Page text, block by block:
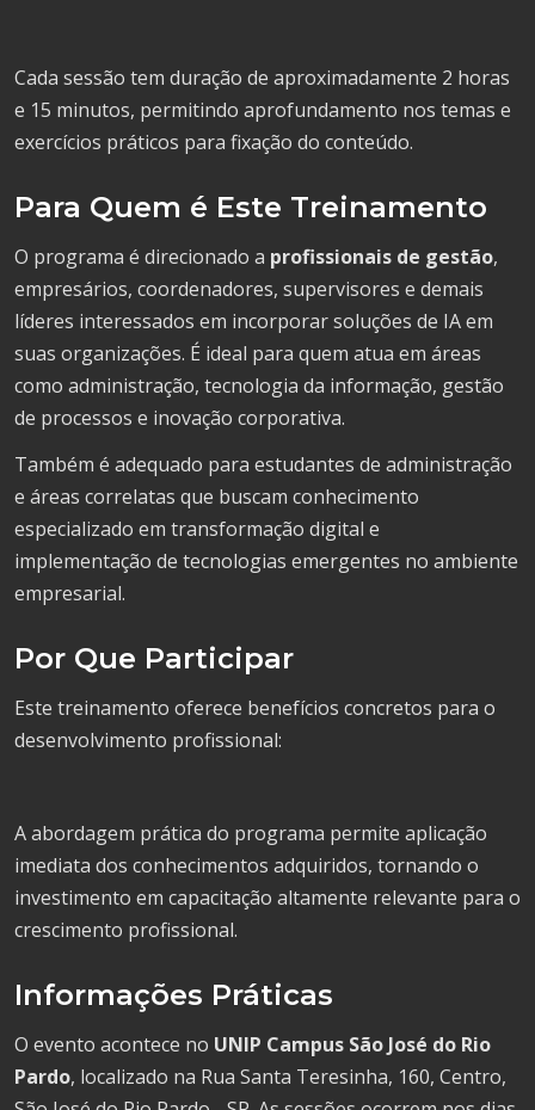
Cada sessão tem duração de aproximadamente 2 horas
e 15 minutos, permitindo aprofundamento nos temas e
exercícios práticos para fixação do conteúdo.
Para Quem é Este Treinamento
O programa é direcionado a profissionais de gestão,
empresários, coordenadores, supervisores e demais
líderes interessados em incorporar soluções de IA em
suas organizações. É ideal para quem atua em áreas
como administração, tecnologia da informação, gestão
de processos e inovação corporativa.
Também é adequado para estudantes de administração
e áreas correlatas que buscam conhecimento
especializado em transformação digital e
implementação de tecnologias emergentes no ambiente
empresarial.
Por Que Participar
Este treinamento oferece benefícios concretos para o
desenvolvimento profissional:
A abordagem prática do programa permite aplicação
imediata dos conhecimentos adquiridos, tornando o
investimento em capacitação altamente relevante para o
crescimento profissional.
Informações Práticas
O evento acontece no UNIP Campus São José do Rio
Pardo, localizado na Rua Santa Teresinha, 160, Centro,